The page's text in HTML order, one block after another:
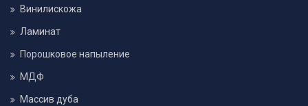
Винилискожа
Ламинат
Порошковое напыление
МДФ
Массив дуба